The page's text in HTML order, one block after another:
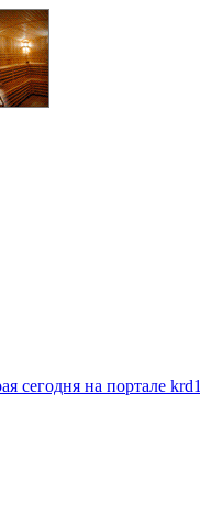
сегодня на портале krd1